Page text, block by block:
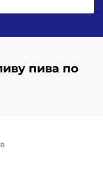
пива по